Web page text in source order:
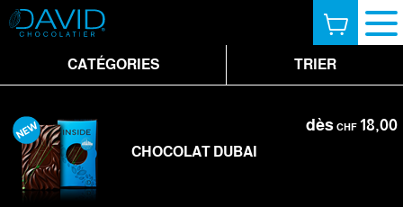
CATÉGORIES TRIER
dès CHF18,00
CHOCOLAT DUBAI